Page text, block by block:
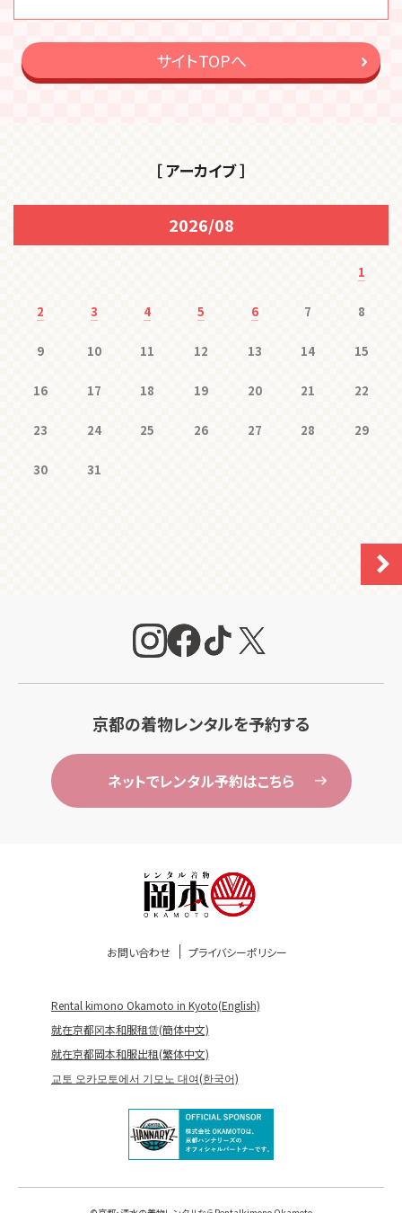
サイトTOPへ
［ アーカイブ ］
2026/08
1
2 3 4 5 6 7 8
9 10 11 12 13 14 15
16 17 18 19 20 21 22
23 24 25 26 27 28 29
30 31
京都の着物レンタルを予約する
ネットでレンタル予約はこちら
お問い合わせ プライバシーポリシー
Rental kimono Okamoto in Kyoto(English)
就在京都冈本和服租赁(簡体中文)
就在京都岡本和服出租(繁体中文)
교토 오카모토에서 기모노 대여(한국어)